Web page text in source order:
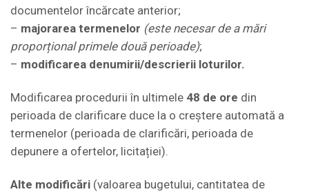
documentelor încărcate anterior;
– majorarea termenelor (este necesar de a mări
proporțional primele două perioade);
– modificarea denumirii/descrierii loturilor.
Modificarea procedurii în ultimele 48 de ore din
perioada de clarificare duce la o creștere automată a
termenelor (perioada de clarificări, perioada de
depunere a ofertelor, licitației).
Alte modificări (valoarea bugetului, cantitatea de